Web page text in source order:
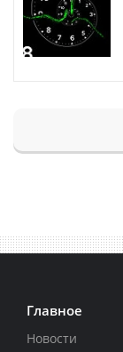
Главное
Новости